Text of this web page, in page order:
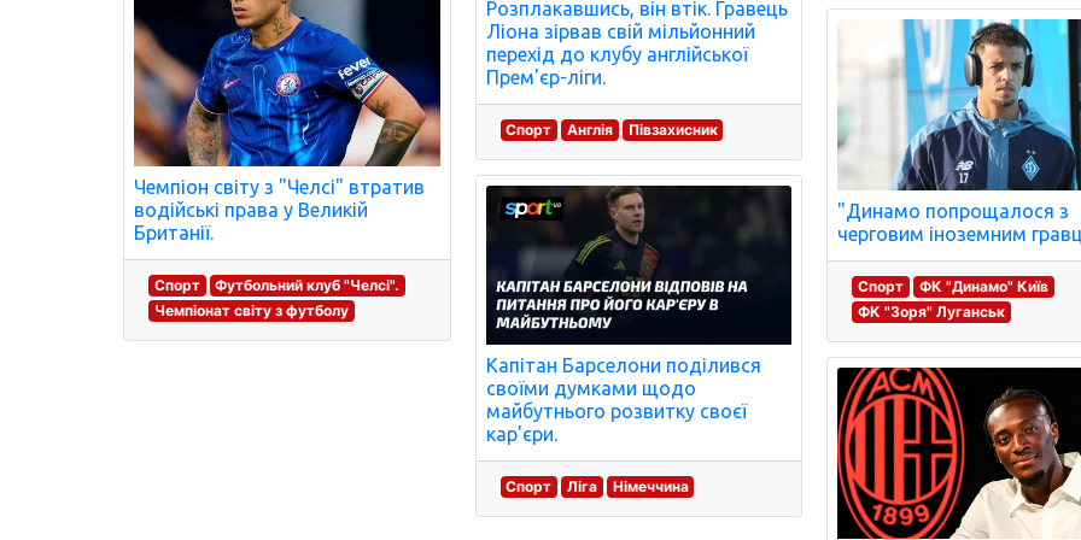
Чемпіон світу з "Челсі" втратив
водійські права у Великій
Британії.
Спорт
Футбольний клуб "Челсі".
Чемпіонат світу з футболу
Розплакавшись, він втік. Гравець
Ліона зірвав свій мільйонний
перехід до клубу англійської
Прем'єр-ліги.
Спорт Англія Півзахисник
Капітан Барселони поділився
своїми думками щодо
майбутнього розвитку своєї
кар'єри.
Спорт Ліга Німеччина
"Динамо попрощалося з
черговим іноземним
Спорт
ФК "Динамо" Київ
ФК "Зоря" Луганськ